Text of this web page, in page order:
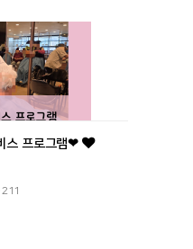
스 프로그램❤
211